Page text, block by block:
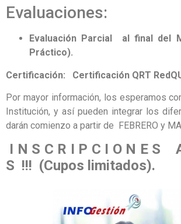
Evaluaciones:
Evaluación Parcial al final del
Práctico).
Certificación: Certificación QRT
Por mayor información, los esperamos
Institución, y así pueden integrar los
darán comienzo a partir de FEBRERO y
I N S C R I P C I O N E S
S !!! (Cupos limitados).